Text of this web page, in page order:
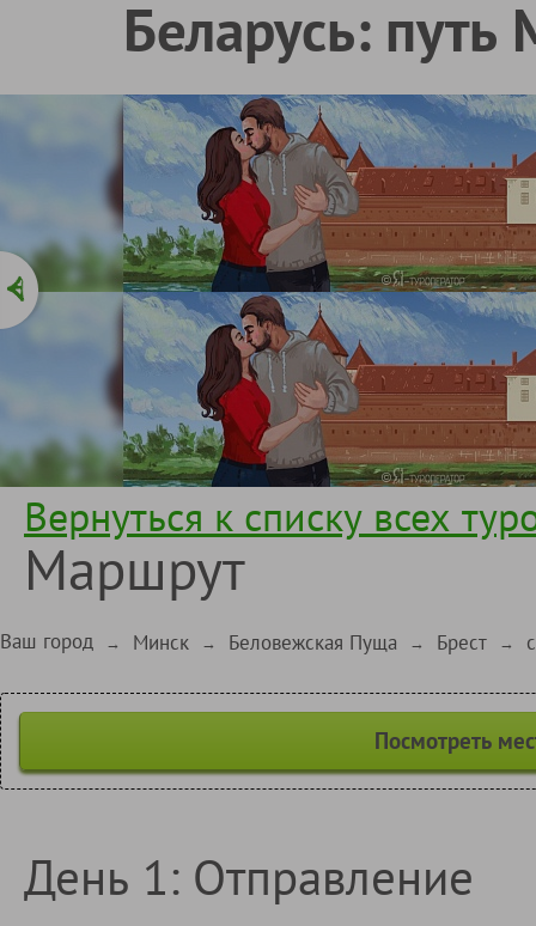
Беларусь: путь
Вернуться к списку всех
Маршрут
Ваш город → Минск → Беловежская Пуща → Брест →
Посмотреть
День 1: Отправление